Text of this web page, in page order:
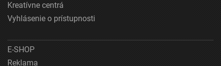
Kreatívne centrá
Vyhlásenie o prístupnosti
E-SHOP
Reklama